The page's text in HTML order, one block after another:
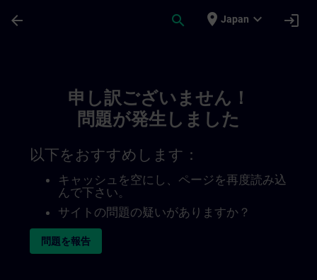
arrow_back search place Japan expand_more login
申し訳ございません！
問題が発生しました
以下をおすすめします：
キャッシュを空にし、ページを再度読み込
んで下さい。
サイトの問題の疑いがありますか？
問題を報告